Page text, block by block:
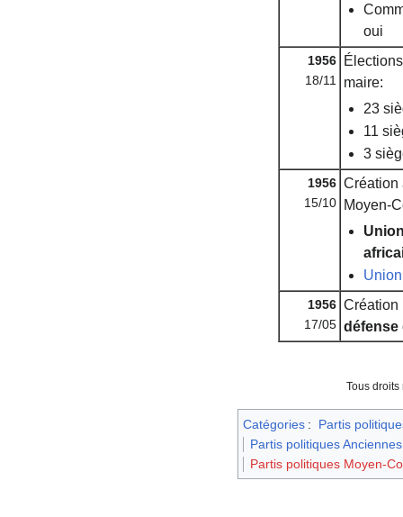
oui
1956
18/11 maire:
23
11
3
1956
15/10
Création
Moyen-
1956
17/05
Création
défense
Tous
Catégories :
Partis
Partis politiques
Partis politiques Moyen-